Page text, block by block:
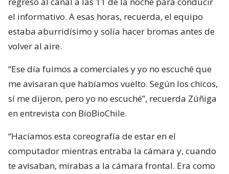
el informativo. A esas horas, recuerda, el equipo
estaba aburridísimo y solía hacer bromas antes de
volver al aire.
“Ese día fuimos a comerciales y yo no escuché que
me avisaran que habíamos vuelto. Según los chicos,
sí me dijeron, pero yo no escuché”, recuerda Zúñiga
en entrevista con BioBioChile.
“Hacíamos esta coreografía de estar en el
computador mientras entraba la cámara y, cuando
te avisaban, mirabas a la cámara frontal. Era como